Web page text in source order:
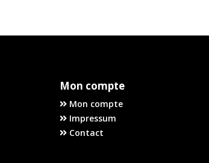
Mon compte
Mon compte
Impressum
Contact